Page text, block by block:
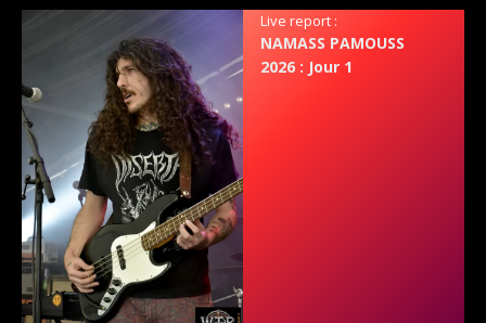
Live report :
NAMASS PAMOUSS
2026 : Jour 1